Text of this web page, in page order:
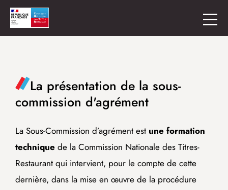
La présentation de la sous-
commission d'agrément
La Sous-Commission d’agrément est une formation
technique de la Commission Nationale des Titres-
Restaurant qui intervient, pour le compte de cette
dernière, dans la mise en œuvre de la procédure